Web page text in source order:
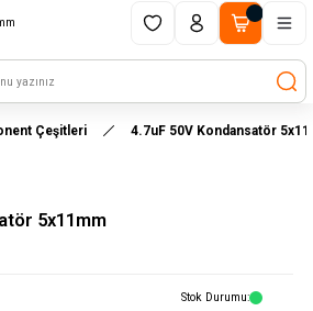
ET - TASARLA - ÇALIŞTIR
Çeşitleri 4.7uF 50V Kondansatör
5x11mm
Stok Durumu